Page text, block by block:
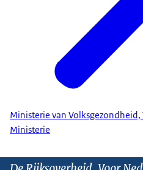
Ministerie van
Ministerie